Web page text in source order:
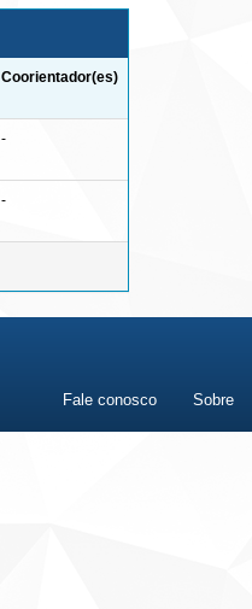
Coorientador(es)
-
-
Fale conosco Sobre